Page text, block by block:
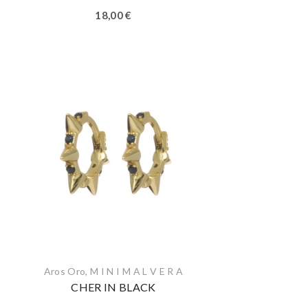
18,00€
Aros Oro,M I N I M A L V E R A
CHER IN BLACK